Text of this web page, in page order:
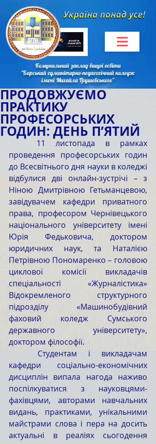
Комунальний заклад вищої освіти
"Барський гуманітарно-педагогічний коледж
імені Михайла Грушевського"
ПРОДОВЖУЄМО
ПРАКТИКУ
ПРОФЕСОРСЬКИХ
ГОДИН: ДЕНЬ П’ЯТИЙ
проведення професорських годин
до Всесвітнього дня науки в коледжі
відбулися дві онлайн-зустрічі – з
Ніною Дмитрівною Гетьманцевою,
завідувачем кафедри приватного
права, професором Чернівецького
національного університету імені
Юрія Федьковича, доктором
юридичних наук, та Наталією
Петрівною Пономаренко – головою
циклової комісії викладачів
спеціальності «Журналістика»
Відокремленого структурного
підрозділу «Машинобудівний
фаховий коледж Сумського
державного університету»,
доктором філософії.
кафедри соціально-економічних
дисциплін випала нагода наживо
поспілкуватися з науковцями-
фахівцями, авторами навчальних
видань, практиками, унікальними
майстрами слова і пера на досить
актуальні в реаліях сьогодення